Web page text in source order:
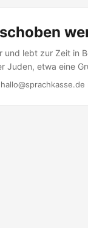
und lebt zur Zeit in
Juden, etwa eine
jedenfalls nicht